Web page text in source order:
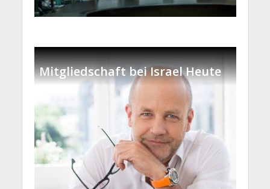
Mitgliedschaft bei Israel Heute